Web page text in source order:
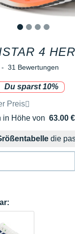
4
- 31 Bewertungen
Du sparst 10%
der
Preis
in Höhe von 63.00 €
die